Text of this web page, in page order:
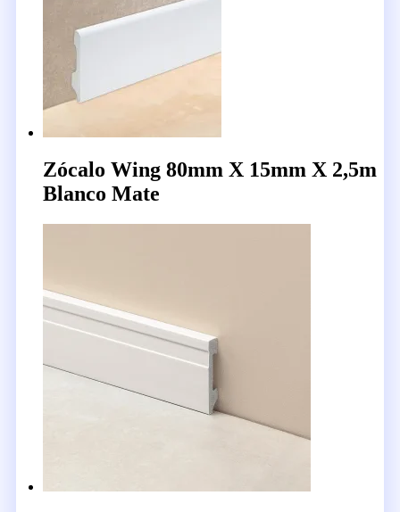
Zócalo Wing 80mm X 15mm X 2,5m
Blanco Mate